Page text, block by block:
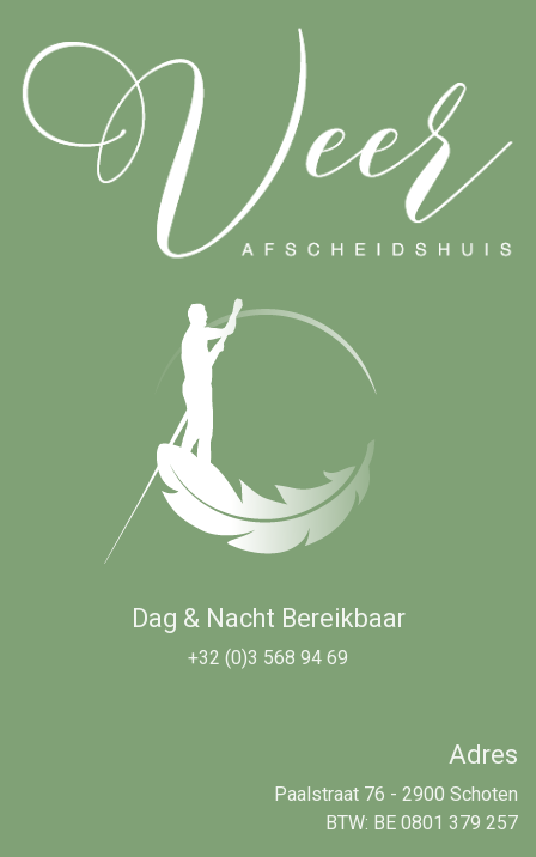
Dag & Nacht Bereikbaar
+32 (0)3 568 94 69
Adres
Paalstraat 76 - 2900 Schoten
BTW: BE 0801 379 257